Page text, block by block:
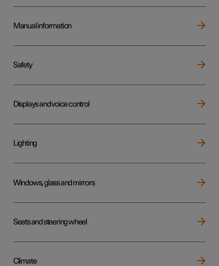
Manual information
Safety
Displays and voice control
Lighting
Windows, glass and mirrors
Seats and steering wheel
Climate